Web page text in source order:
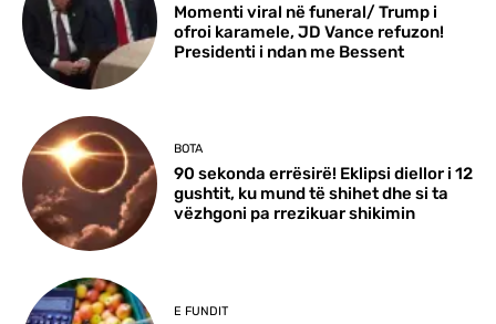
Momenti viral në funeral/ Trump i
ofroi karamele, JD Vance refuzon!
Presidenti i ndan me Bessent
BOTA
90 sekonda errësirë! Eklipsi diellor i 12
gushtit, ku mund të shihet dhe si ta
vëzhgoni pa rrezikuar shikimin
E FUNDIT